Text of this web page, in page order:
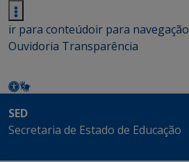
ir para conteúdoir para navegação
Ouvidoria Transparência
SED
Secretaria de Estado de Educação